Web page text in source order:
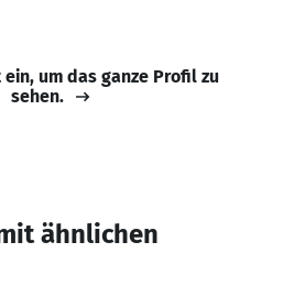
ein, um das ganze Profil zu
sehen.
ähnlichen